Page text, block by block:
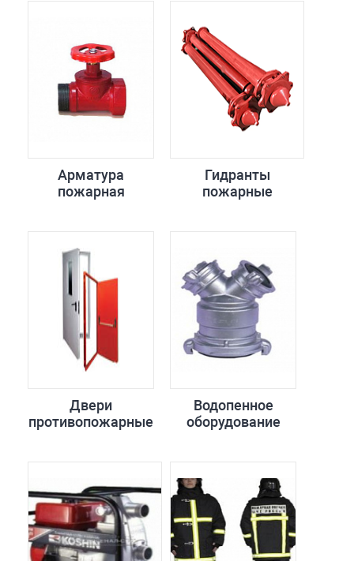
Арматура
пожарная
Гидранты
пожарные
Двери
противопожарные
Водопенное
оборудование